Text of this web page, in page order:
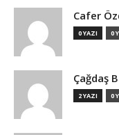
Cafer
0 YAZI 0
Çağdaş
2 YAZI 0